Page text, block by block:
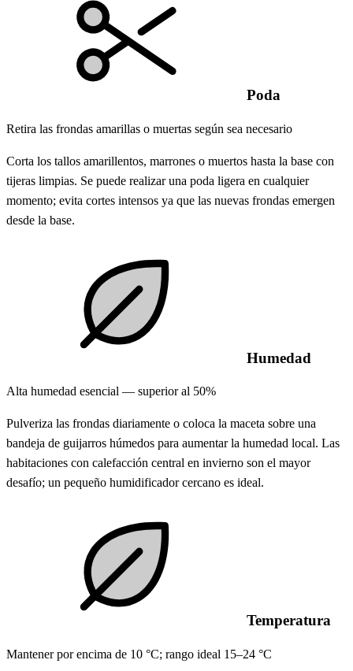
Poda
Retira las frondas amarillas o muertas según sea necesario
Corta los tallos amarillentos, marrones o muertos hasta la base con
tijeras limpias. Se puede realizar una poda ligera en cualquier
momento; evita cortes intensos ya que las nuevas frondas emergen
desde la base.
Humedad
Alta humedad esencial — superior al 50%
Pulveriza las frondas diariamente o coloca la maceta sobre una
bandeja de guijarros húmedos para aumentar la humedad local. Las
habitaciones con calefacción central en invierno son el mayor
desafío; un pequeño humidificador cercano es ideal.
Temperatura
Mantener por encima de 10 °C; rango ideal 15–24 °C